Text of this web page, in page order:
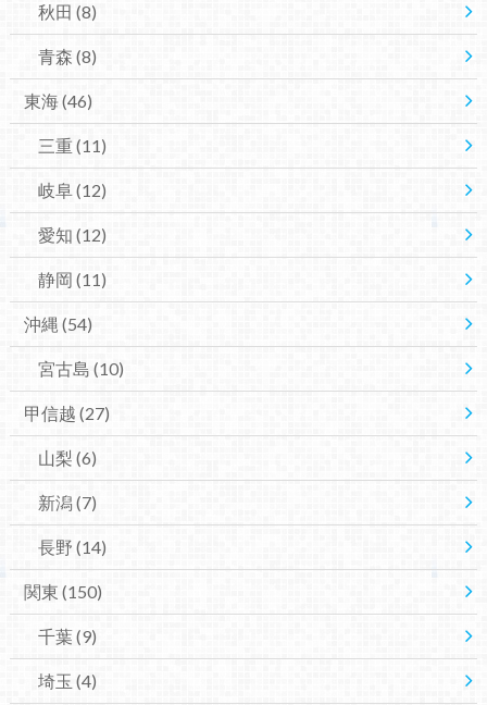
秋田 (8)
青森 (8)
東海(46)
三重(11)
岐阜(12)
愛知 (12)
静岡 (11)
沖縄 (54)
宮古島 (10)
甲信越 (27)
山梨 (6)
新潟(7)
長野 (14)
関東 (150)
千葉(9)
埼玉 (4)